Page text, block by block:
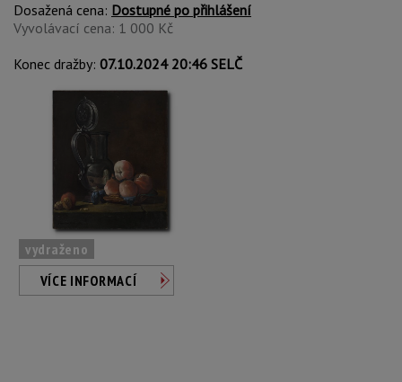
Dosažená cena: Dostupné po přihlášení
Vyvolávací cena: 1 000 Kč
Konec dražby: 07.10.2024 20:46 SELČ
vydraženo
VÍCE INFORMACÍ